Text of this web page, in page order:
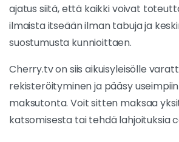
ajatus siitä, että kaikki voivat
ilmaista itseään ilman tabuja ja
suostumusta kunnioittaen.
Cherry.tv on siis aikuisyleisölle
rekisteröityminen ja pääsy
maksutonta. Voit sitten maksaa
katsomisesta tai tehdä lahjoituksia